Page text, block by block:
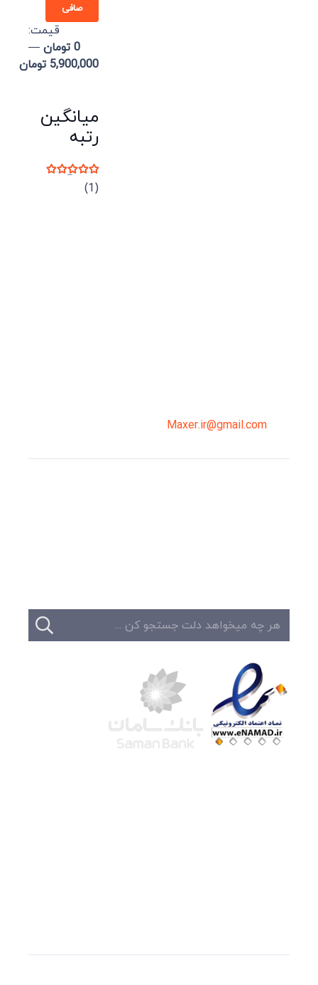
صافی
قيمت:
0 تومان
—
5,900,000 تومان
میانگین
رتبه
نمره(1)
Maxer.ir@gmail.com